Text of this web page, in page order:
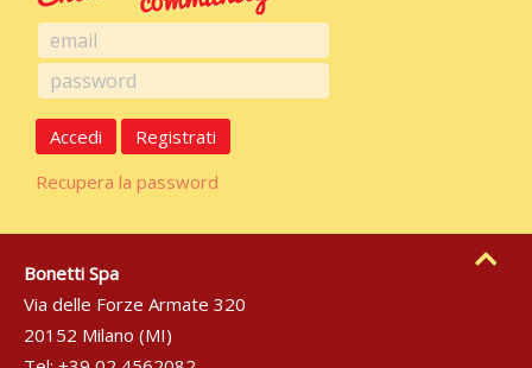
Accedi
Registrati
Recupera la password
Bonetti Spa
Via delle Forze Armate 320
20152 Milano (MI)